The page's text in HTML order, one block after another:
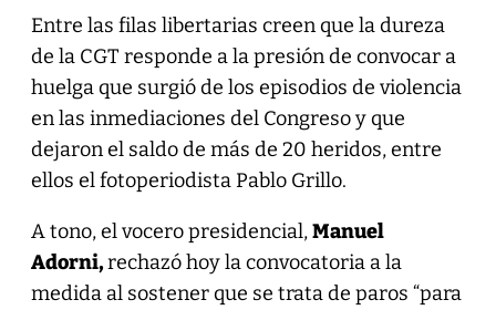
Entre las filas libertarias creen que la dureza
de la CGT responde a la presión de convocar a
huelga que surgió de los episodios de violencia
en las inmediaciones del Congreso y que
dejaron el saldo de más de 20 heridos, entre
ellos el fotoperiodista Pablo Grillo.
A tono, el vocero presidencial,Manuel
Adorni,rechazó hoy la convocatoria a la
medida al sostener que se trata de paros “para